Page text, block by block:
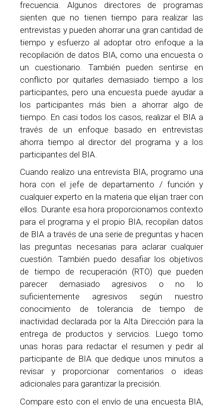
frecuencia. Algunos directores de programas
sienten que no tienen tiempo para realizar las
entrevistas y pueden ahorrar una gran cantidad de
tiempo y esfuerzo al adoptar otro enfoque a la
recopilación de datos BIA, como una encuesta o
un cuestionario. También pueden sentirse en
conflicto por quitarles demasiado tiempo a los
participantes, pero una encuesta puede ayudar a
los participantes más bien a ahorrar algo de
tiempo. En casi todos los casos, realizar el BIA a
través de un enfoque basado en entrevistas
ahorra tiempo al director del programa y a los
participantes del BIA.
Cuando realizo una entrevista BIA, programo una
hora con el jefe de departamento / función y
cualquier experto en la materia que elijan traer con
ellos. Durante esa hora proporcionamos contexto
para el programa y el propio BIA, recopilan datos
de BIA a través de una serie de preguntas y hacen
las preguntas necesarias para aclarar cualquier
cuestión. También puedo desafiar los objetivos
de tiempo de recuperación (RTO) que pueden
parecer demasiado agresivos o no lo
suficientemente agresivos según nuestro
conocimiento de tolerancia de tiempo de
inactividad declarada por la Alta Dirección para la
entrega de productos y servicios. Luego tomo
unas horas para redactar el resumen y pedir al
participante de BIA que dedique unos minutos a
revisar y proporcionar comentarios o ideas
adicionales para garantizar la precisión.
Compare esto con el envío de una encuesta BIA,